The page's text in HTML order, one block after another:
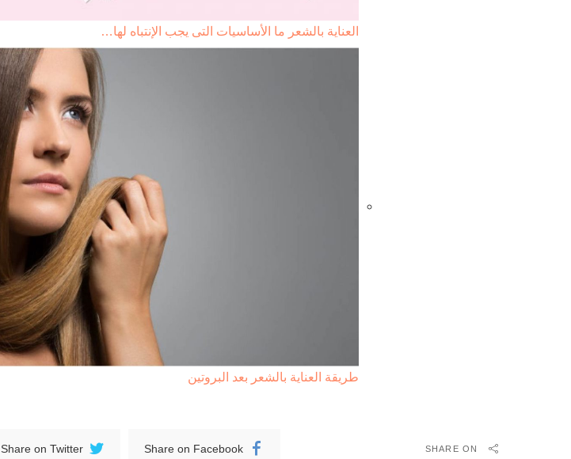
العناية بالشعر ما الأساسيات التى يجب الإنتباه لها…
طريقة العناية بالشعر بعد البروتين
SHARE ON
Share on Facebook
Share on Twitter